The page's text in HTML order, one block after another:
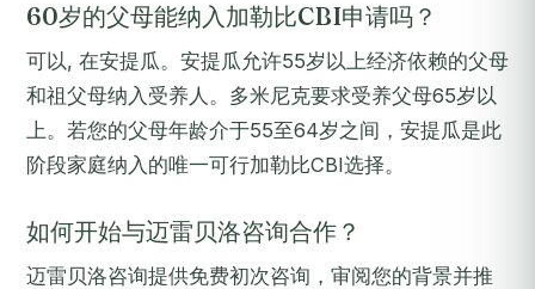
60岁的父母能纳入加勒比CBI申请吗？
可以, 在安提瓜。安提瓜允许55岁以上经济依赖的父母
和祖父母纳入受养人。多米尼克要求受养父母65岁以
上。若您的父母年龄介于55至64岁之间，安提瓜是此
阶段家庭纳入的唯一可行加勒比CBI选择。
如何开始与迈雷贝洛咨询合作？
迈雷贝洛咨询提供免费初次咨询，审阅您的背景并推